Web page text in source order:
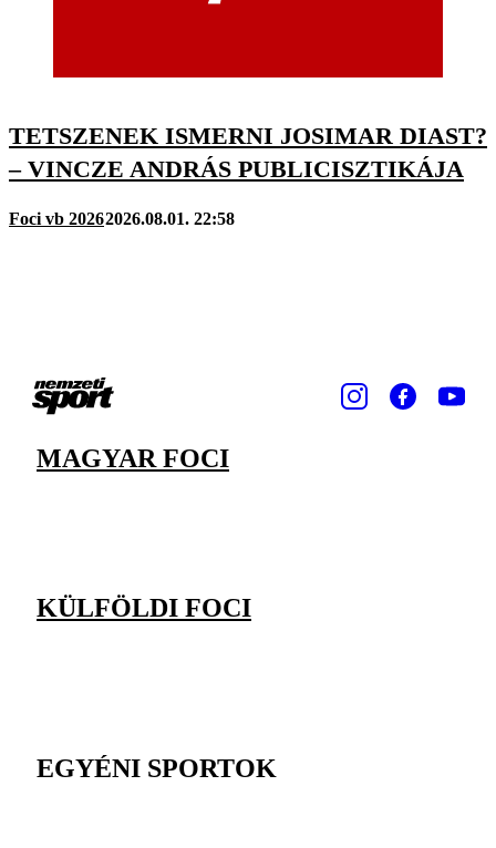
TETSZENEK ISMERNI JOSIMAR DIAST?
– VINCZE ANDRÁS PUBLICISZTIKÁJA
Foci vb 20262026.08.01. 22:58
MAGYAR FOCI
KÜLFÖLDI FOCI
EGYÉNI SPORTOK